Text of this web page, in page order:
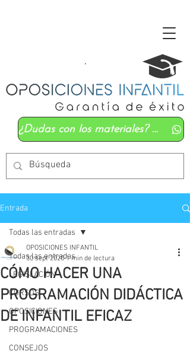
¿Dudas con los materiales? Mándanos un whatsapp
Entrada
Todas las entradas
LEGISLACIÓN
CURSOS
OPOSICIONES
PROGRAMACIONES
CONSEJOS
Todas las entradas
CÓMO HACER UNA
PROGRAMACIÓN DIDÁCTICA
DE INFANTIL EFICAZ
OPOSICIONES INFANTIL
30 sept 2020 1 min de lectura